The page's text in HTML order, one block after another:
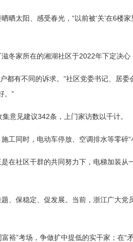
晒太阳、感受春光，“以前被‘关’在6楼
冬家所在的湘湖社区于2022年下定决心
都有不同的诉求。”社区党委书记、居
。”
意见建议342条，上门家访数以千计。
工同时，电动车停放、空调排水等零碎
在社区干群的共同努力下，电梯加装
、保稳定、促发展。当前，浙江广大
裕”考场，争做扩中提低的实干家；在“